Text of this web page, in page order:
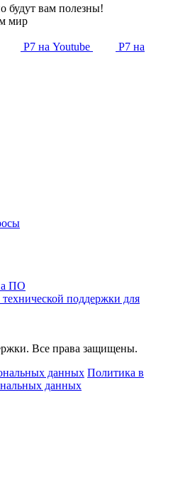
будут вам полезны!
мир
Р7 на Youtube Р7 на
ПО
поддержки для
Все права защищены.
данных Политика в
данных